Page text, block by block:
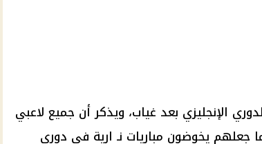
الإنجليزي بعد غياب، ويذكر أن جميع لاعبي
يخوضون مباريات نـ ارية في دوري